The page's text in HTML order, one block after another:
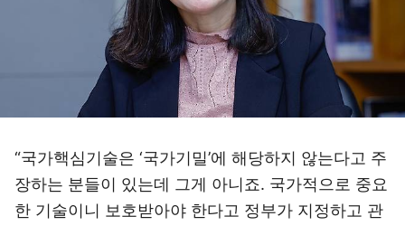
“국가핵심기술은 ‘국가기밀’에 해당하지 않는다고 주
장하는 분들이 있는데 그게 아니죠. 국가적으로 중요
한 기술이니 보호받아야 한다고 정부가 지정하고 관